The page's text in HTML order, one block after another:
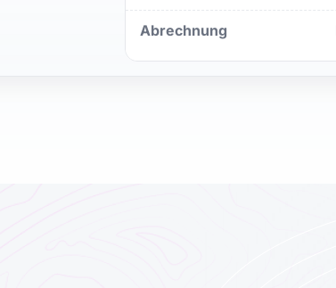
Abrechnung